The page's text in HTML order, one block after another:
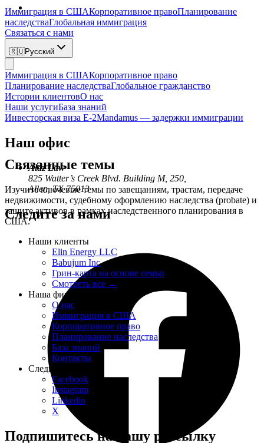
Иммиграция в СШАКорпоративное правоПланирование
наследстваГлобальная иммиграция
Связаться с нами
🇷🇺Русский
Иммиграция в СШАКорпоративное право
Планирование наследстваГлобальное гражданство
Истории клиентовО нас
Наши услугиБаза знаний
Инвесторская виза E-2Mandamus — задержки иммиграции
Наш офис
Alaz Law
825 Watter’s Creek Blvd. Building M, 250,
Allen, TX 75013
Следите за нами
Связанные темы
Изучите ключевые темы по завещаниям, трастам, передаче
недвижимости, судебному оформлению наследства (probate) и
защите активов в рамках наследственного планирования в
США.
Наши клиенты
Elin Energy LLC
Babujum Inc
Грин-карта на основе семьи
Смотреть все →
Наша фирма
О нас
Иммиграция в США
Корпоративное право
Планирование наследства
База знаний
Контакты
Следите за нами
Facebook
Instagram
Linkedin
X
Подпишитесь на нашу рассылку